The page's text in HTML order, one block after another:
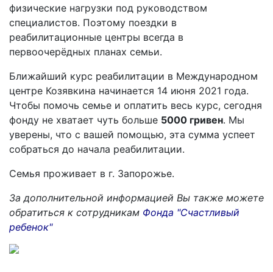
физические нагрузки под руководством
специалистов. Поэтому поездки в
реабилитационные центры всегда в
первоочерёдных планах семьи.
Ближайший курс реабилитации в Международном
центре Козявкина начинается 14 июня 2021 года.
Чтобы помочь семье и оплатить весь курс, сегодня
фонду не хватает чуть больше 5000 гривен. Мы
уверены, что с вашей помощью, эта сумма успеет
собраться до начала реабилитации.
Семья проживает в г. Запорожье.
За дополнительной информацией Вы также можете
обратиться к сотрудникам Фонда "Счастливый
ребенок"